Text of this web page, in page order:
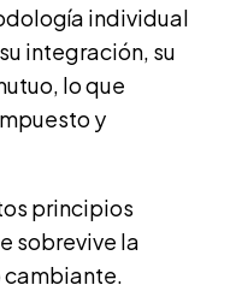
individual
integración, su
lo que
y
principios
sobrevive la
cambiante.